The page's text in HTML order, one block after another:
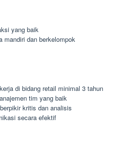
yang baik
mandiri dan berkelompok
di bidang retail minimal 3 tahun
tim yang baik
kritis dan analisis
secara efektif